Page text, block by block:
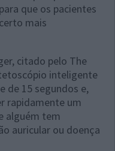
que os pacientes
mais
citado pelo The
inteligente
de 15 segundos e,
rapidamente um
alguém tem
auricular ou doença